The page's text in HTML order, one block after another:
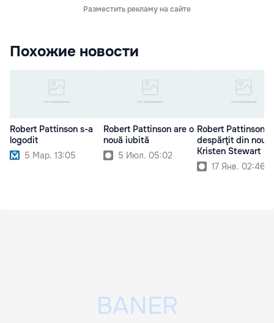
Разместить рекламу на сайте
Похожие новости
Robert Pattinson s-a
logodit
5 Мар. 13:05
Robert Pattinson are o
nouă iubită
5 Июл. 05:02
Robert Pattinson
despărţit din nou
Kristen Stewart
17 Янв. 02:46